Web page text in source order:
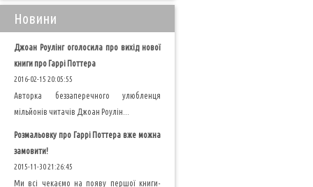
Новини
Джоан Роулінг оголосила про вихід нової
книги про Гаррі Поттера
2016-02-15 20:05:55
Авторка беззаперечного улюбленця
мільйонів читачів Джоан Роулін...
Розмальовку про Гаррі Поттера вже можна
замовити!
2015-11-30 21:26:45
Ми всі чекаємо на появу першої книги-